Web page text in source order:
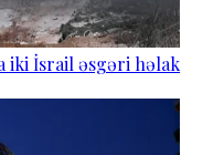
iki İsrail əsgəri həlak